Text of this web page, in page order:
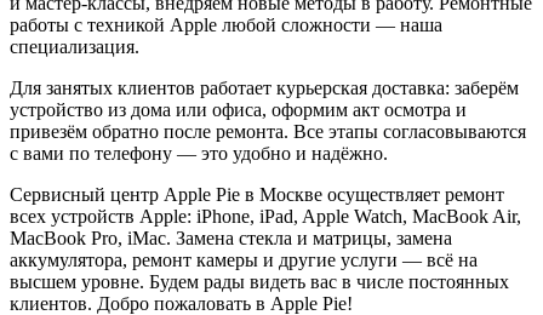
работы с техникой Apple любой сложности — наша
специализация.
Для занятых клиентов работает курьерская доставка: заберём
устройство из дома или офиса, оформим акт осмотра и
привезём обратно после ремонта. Все этапы согласовываются
с вами по телефону — это удобно и надёжно.
Сервисный центр Apple Pie в Москве осуществляет ремонт
всех устройств Apple: iPhone, iPad, Apple Watch, MacBook Air,
MacBook Pro, iMac. Замена стекла и матрицы, замена
аккумулятора, ремонт камеры и другие услуги — всё на
высшем уровне. Будем рады видеть вас в числе постоянных
клиентов. Добро пожаловать в Apple Pie!